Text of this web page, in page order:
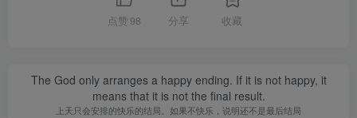
点赞 98 分享 收藏
The God only arranges a happy ending. If it is not happy, it
means that it is not the final result.
上天只会安排的快乐的结局。如果不快乐，说明还不是最后结局